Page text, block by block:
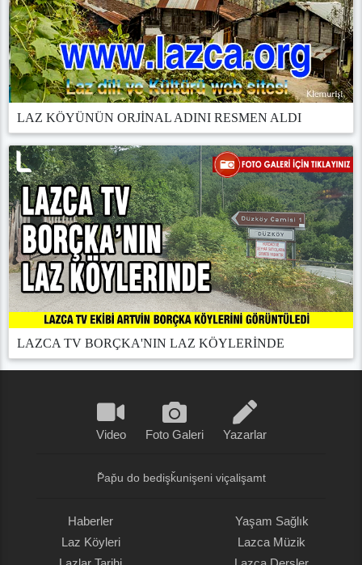
LAZ KÖYÜNÜN ORJİNAL ADINI RESMEN ALDI
LAZCA TV BORÇKA'NIN LAZ KÖYLERİNDE
Video Foto Galeri Yazarlar
P̌ap̌u do bedişǩunişeni viçalişamt
Haberler
Laz Köyleri
Yaşam Sağlık
Lazca Müzik